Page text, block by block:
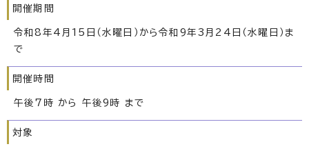
開催期間
令和8年4月15日（水曜日）から令和9年3月24日（水曜日）ま
で
開催時間
午後7時 から 午後9時 まで
対象